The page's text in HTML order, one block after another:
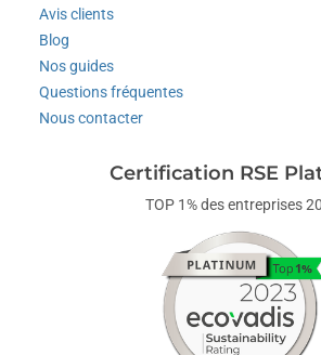
Avis clients
Blog
Nos guides
Questions fréquentes
Nous contacter
Certification RSE
TOP 1% des entreprises